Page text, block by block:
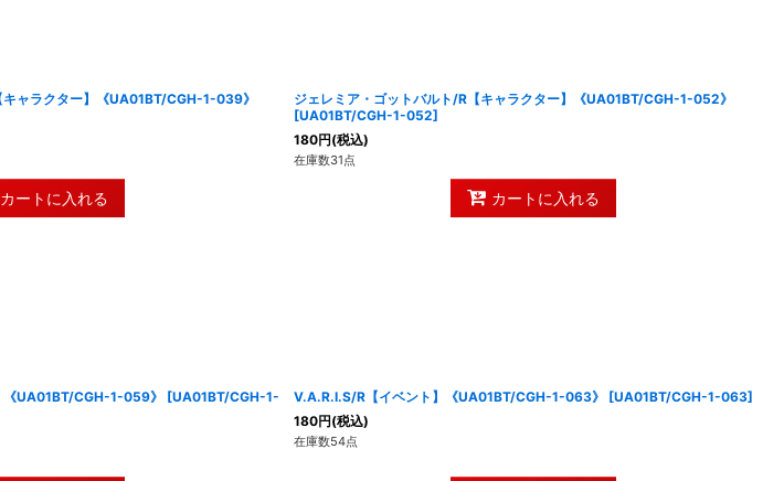
ャラクター】《UA01BT/CGH-1-039》
カートに入れる
ジェレミア・ゴットバルト/R【キャラクター】《UA01BT/CGH-1-052》
[UA01BT/CGH-1-052]
180円(税込)
在庫数31点
カートに入れる
《UA01BT/CGH-1-059》 [UA01BT/CGH-1-
V.A.R.I.S/R【イベント】《UA01BT/CGH-1-063》 [UA01BT/CGH-1-063]
180円(税込)
在庫数54点